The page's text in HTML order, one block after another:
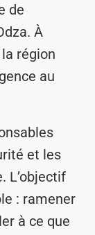
de
À
région
au
et les
L’objectif
: ramener
à ce que